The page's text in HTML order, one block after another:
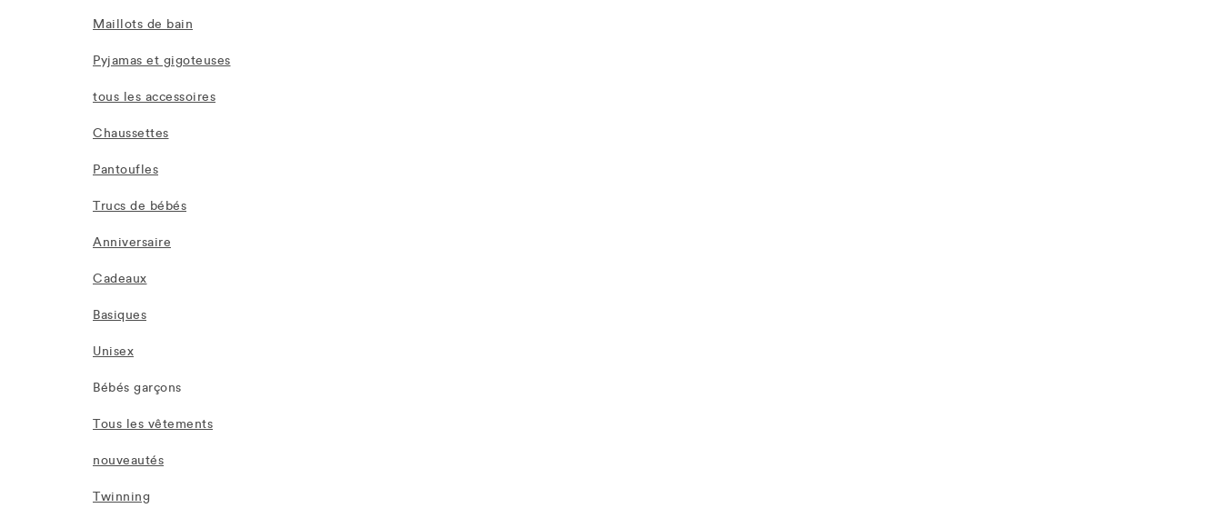
Maillots de bain
Pyjamas et gigoteuses
tous les accessoires
Chaussettes
Pantoufles
Trucs de bébés
Anniversaire
Cadeaux
Basiques
Unisex
Bébés garçons
Tous les vêtements
nouveautés
Twinning